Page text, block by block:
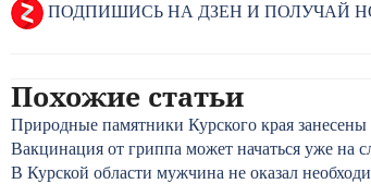
ПОДПИШИСЬ НА ДЗЕН И ПОЛУЧАЙ
Похожие статьи
Природные памятники Курского края
Вакцинация от гриппа может начаться уже на
В Курской области мужчина не оказал